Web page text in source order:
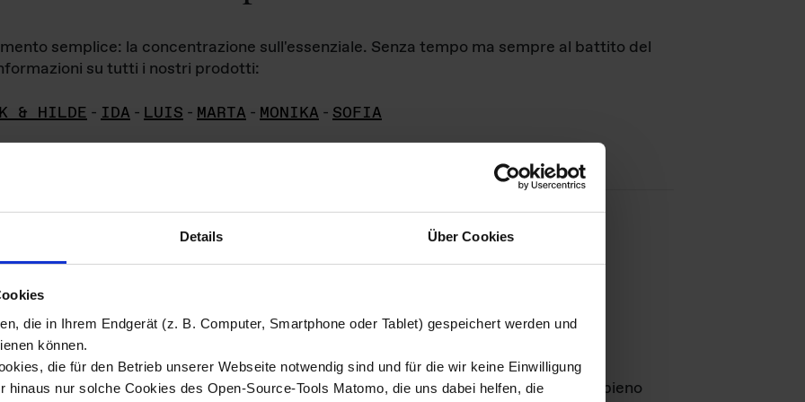
Details Über Cookies
die in Ihrem Endgerät (z. B. Computer, Smartphone oder Tablet) gespeichert werden und
können.
die für den Betrieb unserer Webseite notwendig sind und für die wir keine Einwilligung
hinaus nur solche Cookies des Open-Source-Tools Matomo, die uns dabei helfen, die
semplice: la concentrazione sull'essenziale. Senza tempo ma sempre al battito del
su tutti i nostri prodotti:
& HILDE - IDA - LUIS - MARTA - MONIKA - SOFIA
di immagini
materiale fotografico sono detenuti daDas ganze LebenGmbH e rimangono in pieno